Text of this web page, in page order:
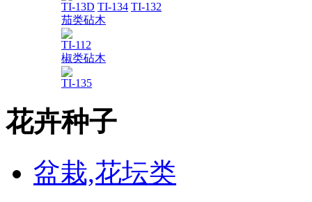
TI-13D TI-134 TI-132
茄类砧木
TI-112
椒类砧木
TI-135
花卉种子
盆栽,花坛类